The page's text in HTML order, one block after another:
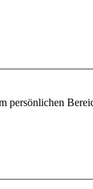
persönlichen